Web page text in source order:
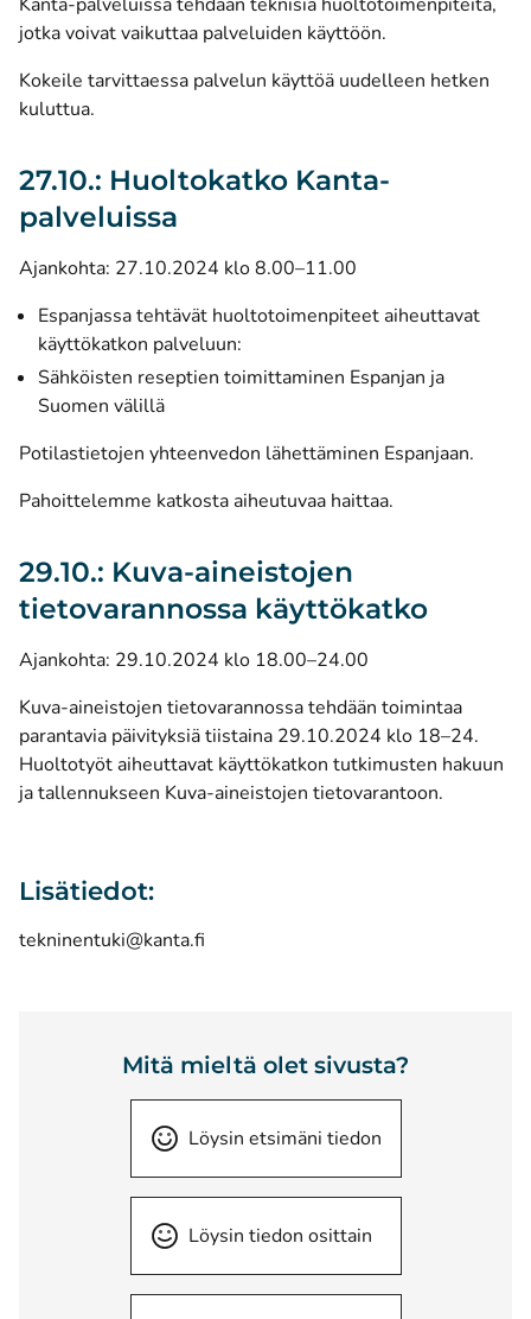
jotka voivat vaikuttaa palveluiden käyttöön.
Kokeile tarvittaessa palvelun käyttöä uudelleen hetken
kuluttua.
27.10.: Huoltokatko Kanta-
palveluissa
Ajankohta: 27.10.2024 klo 8.00–11.00
Espanjassa tehtävät huoltotoimenpiteet aiheuttavat
käyttökatkon palveluun:
Sähköisten reseptien toimittaminen Espanjan ja
Suomen välillä
Potilastietojen yhteenvedon lähettäminen Espanjaan.
Pahoittelemme katkosta aiheutuvaa haittaa.
29.10.: Kuva-aineistojen
tietovarannossa käyttökatko
Ajankohta: 29.10.2024 klo 18.00–24.00
Kuva-aineistojen tietovarannossa tehdään toimintaa
parantavia päivityksiä tiistaina 29.10.2024 klo 18–24.
Huoltotyöt aiheuttavat käyttökatkon tutkimusten hakuun
ja tallennukseen Kuva-aineistojen tietovarantoon.
Lisätiedot:
tekninentuki@kanta.fi
Mitä mieltä olet sivusta?
Löysin etsimäni tiedon
Löysin tiedon osittain